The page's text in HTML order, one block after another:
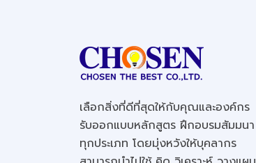
เลือกสิ่งที่ดีที่สุดให้กับคุณและองค์กร
รับออกแบบหลักสูตร ฝึกอบรมสัมมนา
ทุกประเภท โดยมุ่งหวังให้บุคลากร